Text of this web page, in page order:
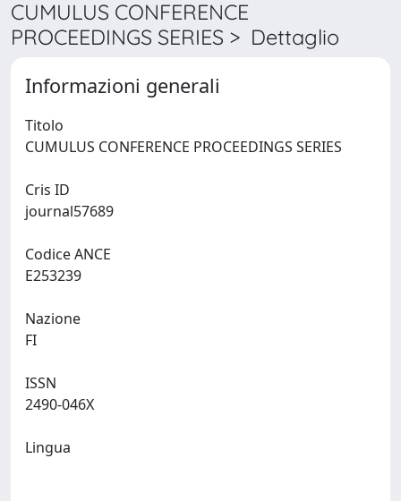
CUMULUS CONFERENCE
PROCEEDINGS SERIES > Dettaglio
Informazioni generali
Titolo
Cris ID
Codice ANCE
Nazione
ISSN
Lingua